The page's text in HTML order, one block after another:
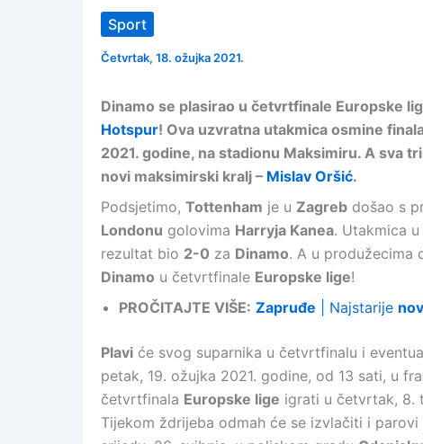
Sport
Četvrtak, 18. ožujka 2021.
Dinamo se plasirao u četvrtfinale Europske
Hotspur! Ova uzvratna utakmica osmine
2021. godine, na stadionu Maksimiru. A sva
novi maksimirski kralj – Mislav Oršić.
Podsjetimo, Tottenham je u Zagreb došao s
Londonu golovima Harryja Kanea. Utakmica u
rezultat bio 2-0 za Dinamo. A u produžecima
Dinamo u četvrtfinale Europske lige!
PROČITAJTE VIŠE: Zapruđe | Najstarije
Plavi će svog suparnika u četvrtfinalu i
petak, 19. ožujka 2021. godine, od 13 sati, u
četvrtfinala Europske lige igrati u četvrtak, 8.
Tijekom ždrijeba odmah će se izvlačiti i